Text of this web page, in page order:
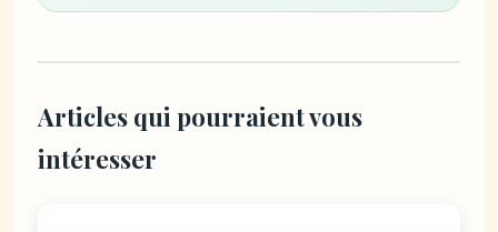
Articles qui pourraient vous
intéresser